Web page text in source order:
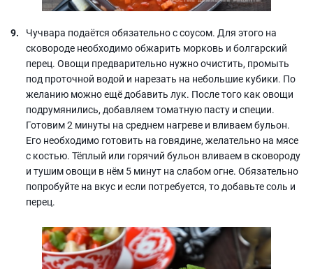
Чучвара подаётся обязательно с соусом. Для этого на
сковороде необходимо обжарить морковь и болгарский
перец. Овощи предварительно нужно очистить, промыть
под проточной водой и нарезать на небольшие кубики. По
желанию можно ещё добавить лук. После того как овощи
подрумянились, добавляем томатную пасту и специи.
Готовим 2 минуты на среднем нагреве и вливаем бульон.
Его необходимо готовить на говядине, желательно на мясе
с костью. Тёплый или горячий бульон вливаем в сковороду
и тушим овощи в нём 5 минут на слабом огне. Обязательно
попробуйте на вкус и если потребуется, то добавьте соль и
перец.